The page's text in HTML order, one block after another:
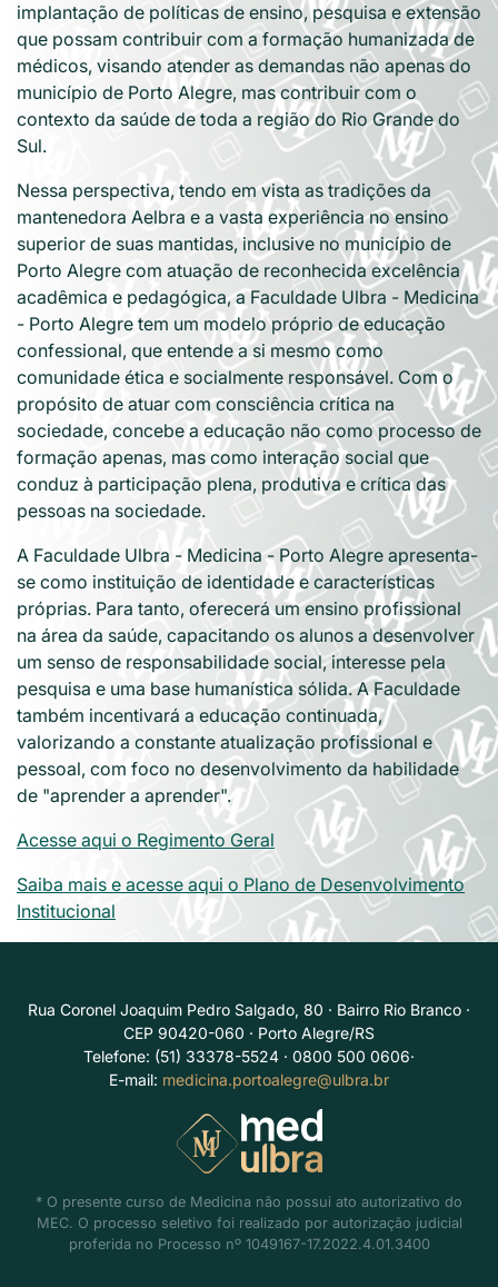
implantação de políticas de ensino, pesquisa e extensão
que possam contribuir com a formação humanizada de
médicos, visando atender as demandas não apenas do
município de Porto Alegre, mas contribuir com o
contexto da saúde de toda a região do Rio Grande do
Sul.
Nessa perspectiva, tendo em vista as tradições da
mantenedora Aelbra e a vasta experiência no ensino
superior de suas mantidas, inclusive no município de
Porto Alegre com atuação de reconhecida excelência
acadêmica e pedagógica, a Faculdade Ulbra - Medicina
- Porto Alegre tem um modelo próprio de educação
confessional, que entende a si mesmo como
comunidade ética e socialmente responsável. Com o
propósito de atuar com consciência crítica na
sociedade, concebe a educação não como processo de
formação apenas, mas como interação social que
conduz à participação plena, produtiva e crítica das
pessoas na sociedade.
A Faculdade Ulbra - Medicina - Porto Alegre apresenta-
se como instituição de identidade e características
próprias. Para tanto, oferecerá um ensino profissional
na área da saúde, capacitando os alunos a desenvolver
um senso de responsabilidade social, interesse pela
pesquisa e uma base humanística sólida. A Faculdade
também incentivará a educação continuada,
valorizando a constante atualização profissional e
pessoal, com foco no desenvolvimento da habilidade
de "aprender a aprender".
Acesse aqui o Regimento Geral
Saiba mais e acesse aqui o Plano de Desenvolvimento
Institucional
Rua Coronel Joaquim Pedro Salgado, 80 · Bairro Rio Branco ·
CEP 90420-060 · Porto Alegre/RS
Telefone: (51) 33378-5524 · 0800 500 0606·
E-mail: medicina.portoalegre@ulbra.br
* O presente curso de Medicina não possui ato autorizativo do
MEC. O processo seletivo foi realizado por autorização judicial
proferida no Processo nº 1049167-17.2022.4.01.3400